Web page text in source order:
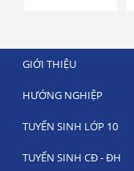
GIỚI THIỆU
HƯỚNG NGHIỆP
TUYỂN SINH LỚP 10
TUYỂN SINH CĐ - ĐH